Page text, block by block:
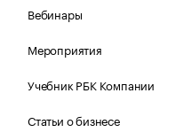
Вебинары
Мероприятия
Учебник РБК Компании
Статьи о бизнесе